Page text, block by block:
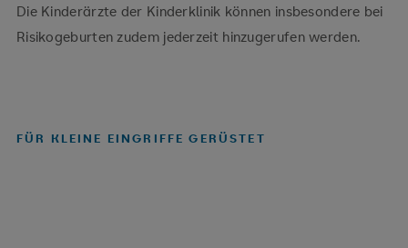
Die Kinderärzte der Kinderklinik können insbesondere bei
Risikogeburten zudem jederzeit hinzugerufen werden.
FÜR KLEINE EINGRIFFE GERÜSTET